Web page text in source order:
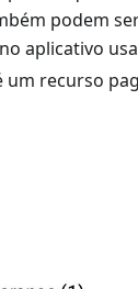
podem
aplicativo
um recurso